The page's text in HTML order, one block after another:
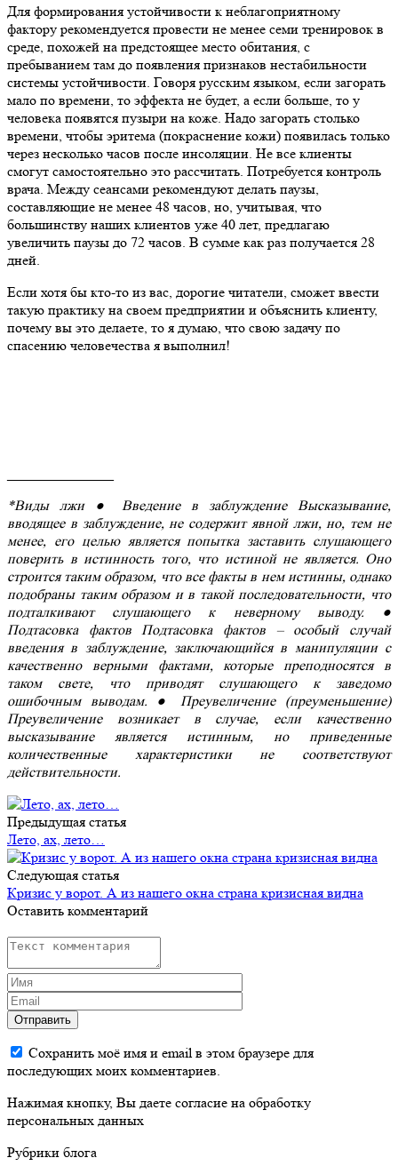
Для формирования устойчивости к неблагоприятному
фактору рекомендуется провести не менее семи тренировок в
среде, похожей на предстоящее место обитания, с
пребыванием там до появления признаков нестабильности
системы устойчивости. Говоря русским языком, если загорать
мало по времени, то эффекта не будет, а если больше, то у
человека появятся пузыри на коже. Надо загорать столько
времени, чтобы эритема (покраснение кожи) появилась только
через несколько часов после инсоляции. Не все клиенты
смогут самостоятельно это рассчитать. Потребуется контроль
врача. Между сеансами рекомендуют делать паузы,
составляющие не менее 48 часов, но, учитывая, что
большинству наших клиентов уже 40 лет, предлагаю
увеличить паузы до 72 часов. В сумме как раз получается 28
дней.
Если хотя бы кто-то из вас, дорогие читатели, сможет ввести
такую практику на своем предприятии и объяснить клиенту,
почему вы это делаете, то я думаю, что свою задачу по
спасению человечества я выполнил!
*Виды лжи ● Введение в заблуждение Высказывание,
вводящее в заблуждение, не содержит явной лжи, но, тем не
менее, его целью является попытка заставить слушающего
поверить в истинность того, что истиной не является. Оно
строится таким образом, что все факты в нем истинны, однако
подобраны таким образом и в такой последовательности, что
подталкивают слушающего к неверному выводу. ●
Подтасовка фактов Подтасовка фактов – особый случай
введения в заблуждение, заключающийся в манипуляции с
качественно верными фактами, которые преподносятся в
таком свете, что приводят слушающего к заведомо
ошибочным выводам. ● Преувеличение (преуменьшение)
Преувеличение возникает в случае, если качественно
высказывание является истинным, но приведенные
количественные характеристики не соответствуют
действительности.
Предыдущая статья
Лето, ах, лето…
Следующая статья
Кризис у ворот. А из нашего окна страна кризисная видна
Оставить комментарий
Отправить
Сохранить моё имя и email в этом браузере для
последующих моих комментариев.
Нажимая кнопку, Вы даете согласие на обработку
персональных данных
Рубрики блога